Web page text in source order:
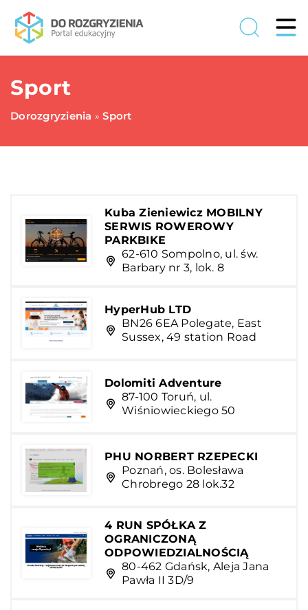
Sport
Dorozgryzienia »Sport
Kuba Zieniewicz MOBILNY
SERWIS ROWEROWY
PARKBIKE
62-610 Sompolno, ul. św.
Barbary nr 3, lok. 8
HyperHub LTD
BN26 6EA Polegate, East
Sussex, 49 station Road
Dolomiti Adventure
87-100 Toruń, ul.
Wiśniowieckiego 50
PHU NORBERT RZEPECKI
Poznań, os. Bolesława
Chrobrego 28 lok.32
4 RUN SPÓŁKA Z
OGRANICZONĄ
ODPOWIEDZIALNOŚCIĄ
80-462 Gdańsk, Aleja Jana
Pawła II 3D/9